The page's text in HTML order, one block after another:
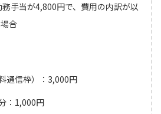
手当が4,800円で、費用の内訳が以
合
通信枠）：3,000円
：1,000円